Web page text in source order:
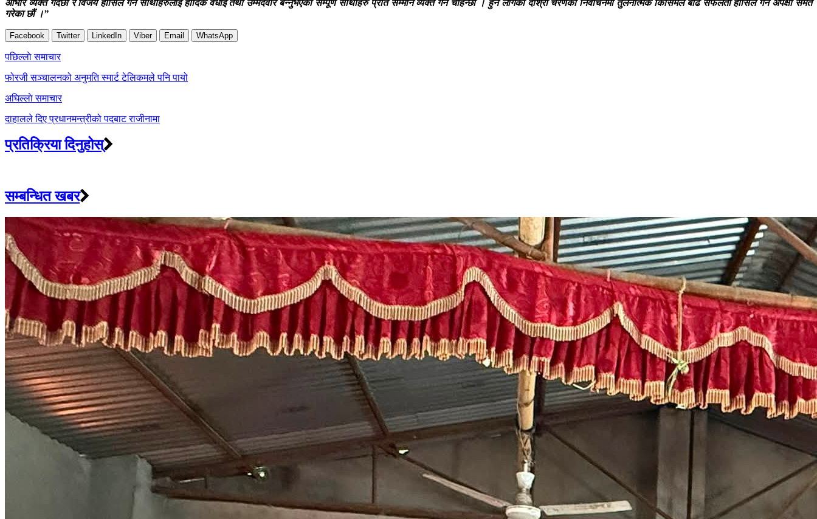
आभार व्यक्त गर्दछौं र विजय हासिल गर्ने साथीहरुलाई हार्दिक वधाई तथा उम्मेदवार बन्नुभएका सम्पूर्ण साथीहरु प्रति सम्मान व्यक्त गर्न चाहन्छौं । हुन लागेको दोश्रो चरणको निर्वाचनमा तुलनात्मक किसिमले बढि सफलता हासिल गर्ने अपेक्षा समेत
गरेका छौं ।”
Facebook Twitter LinkedIn Viber Email WhatsApp
Post
navigation
पछिल्लाे समाचार
फोरजी सञ्चालनको अनुमति स्मार्ट टेलिकमले पनि पायो
अघिल्लाे समाचार
दाहालले दिए प्रधानमन्त्रीको पदबाट राजीनामा
प्रतिक्रिया दिनुहोस्
सम्बन्धित खबर